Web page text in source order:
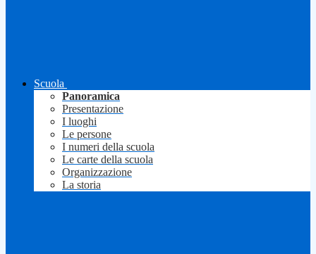
Scuola
Panoramica
Presentazione
I luoghi
Le persone
I numeri della scuola
Le carte della scuola
Organizzazione
La storia